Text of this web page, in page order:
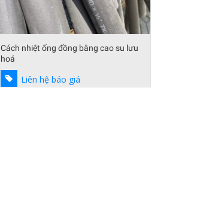
Cách nhiệt ống đồng bằng cao su lưu
hoá
Liên hệ báo giá